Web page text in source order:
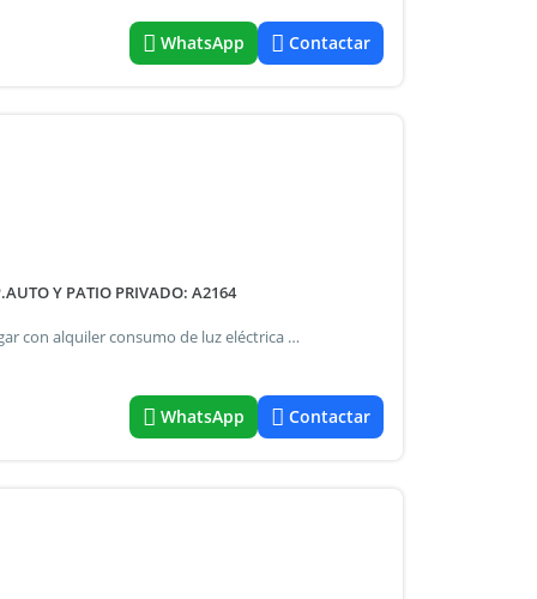
WhatsApp Contactar
Y PATIO PRIVADO: A2164
Consulte monto de alquiler inicial $700.000. Servicios a pagar con alquiler consumo de luz eléctrica y gas natural.E internet e impuestos: municipal y absa, y 50% de alarma y del cable - requisitos: ingresos comprobables- garantia: seguro de caucion plazo de contrato: a convenir. Actualizacion: cada tres meses.
WhatsApp Contactar